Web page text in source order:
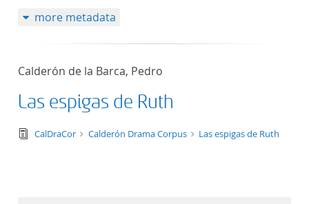
more metadata
Calderón de la Barca, Pedro
Las espigas de Ruth
text/tg.edition+tg.aggregation+xml
CalDraCor Calderón Drama Corpus Las espigas de Ruth